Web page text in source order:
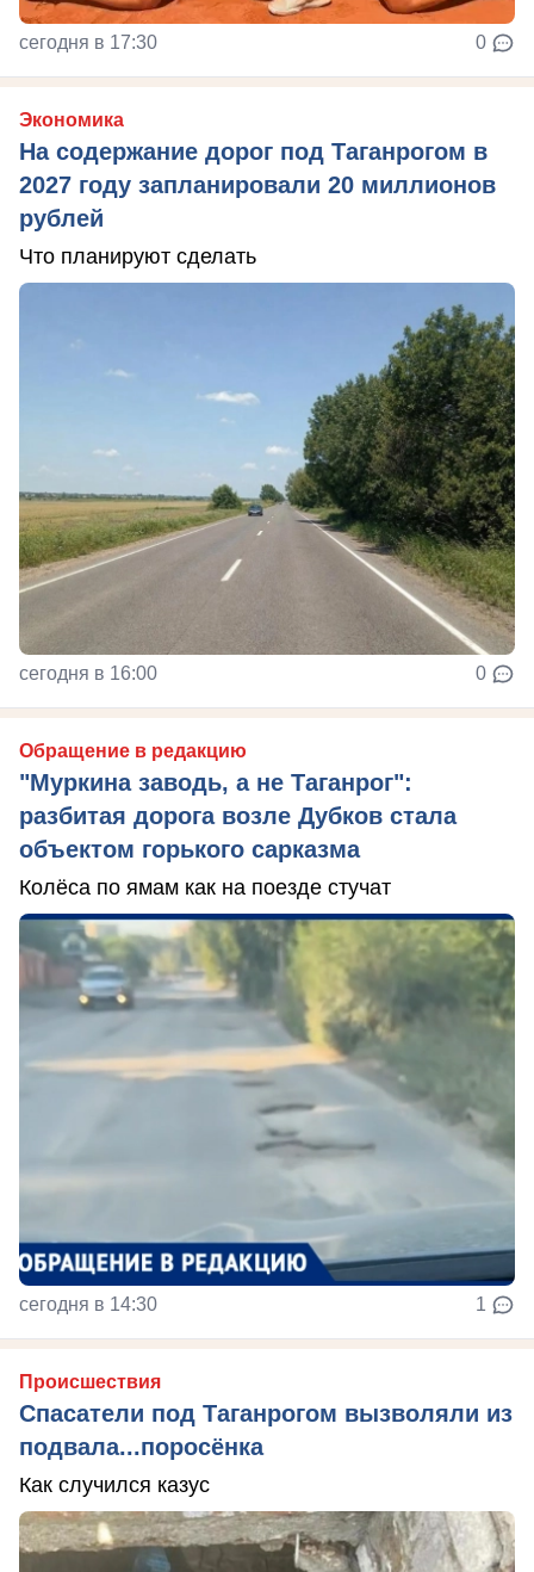
сегодня в 17:30 0
Экономика
На содержание дорог под Таганрогом в
2027 году запланировали 20 миллионов
рублей
Что планируют сделать
сегодня в 16:00 0
Обращение в редакцию
"Муркина заводь, а не Таганрог":
разбитая дорога возле Дубков стала
объектом горького сарказма
Колёса по ямам как на поезде стучат
сегодня в 14:30 1
Происшествия
Спасатели под Таганрогом вызволяли из
подвала...поросёнка
Как случился казус